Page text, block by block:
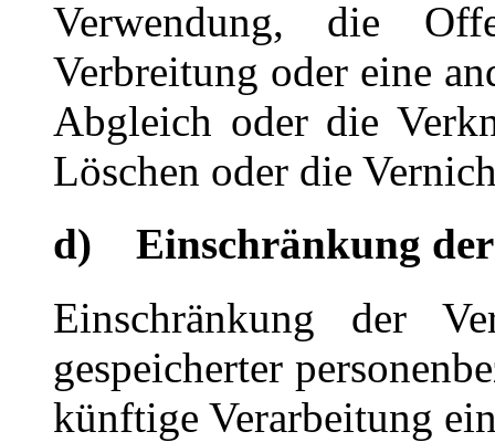
Verwendung, die
Verbreitung oder eine
Abgleich oder die
Löschen oder die
d) Einschränkung der
Einschränkung der
gespeicherter
künftige Verarbeitung